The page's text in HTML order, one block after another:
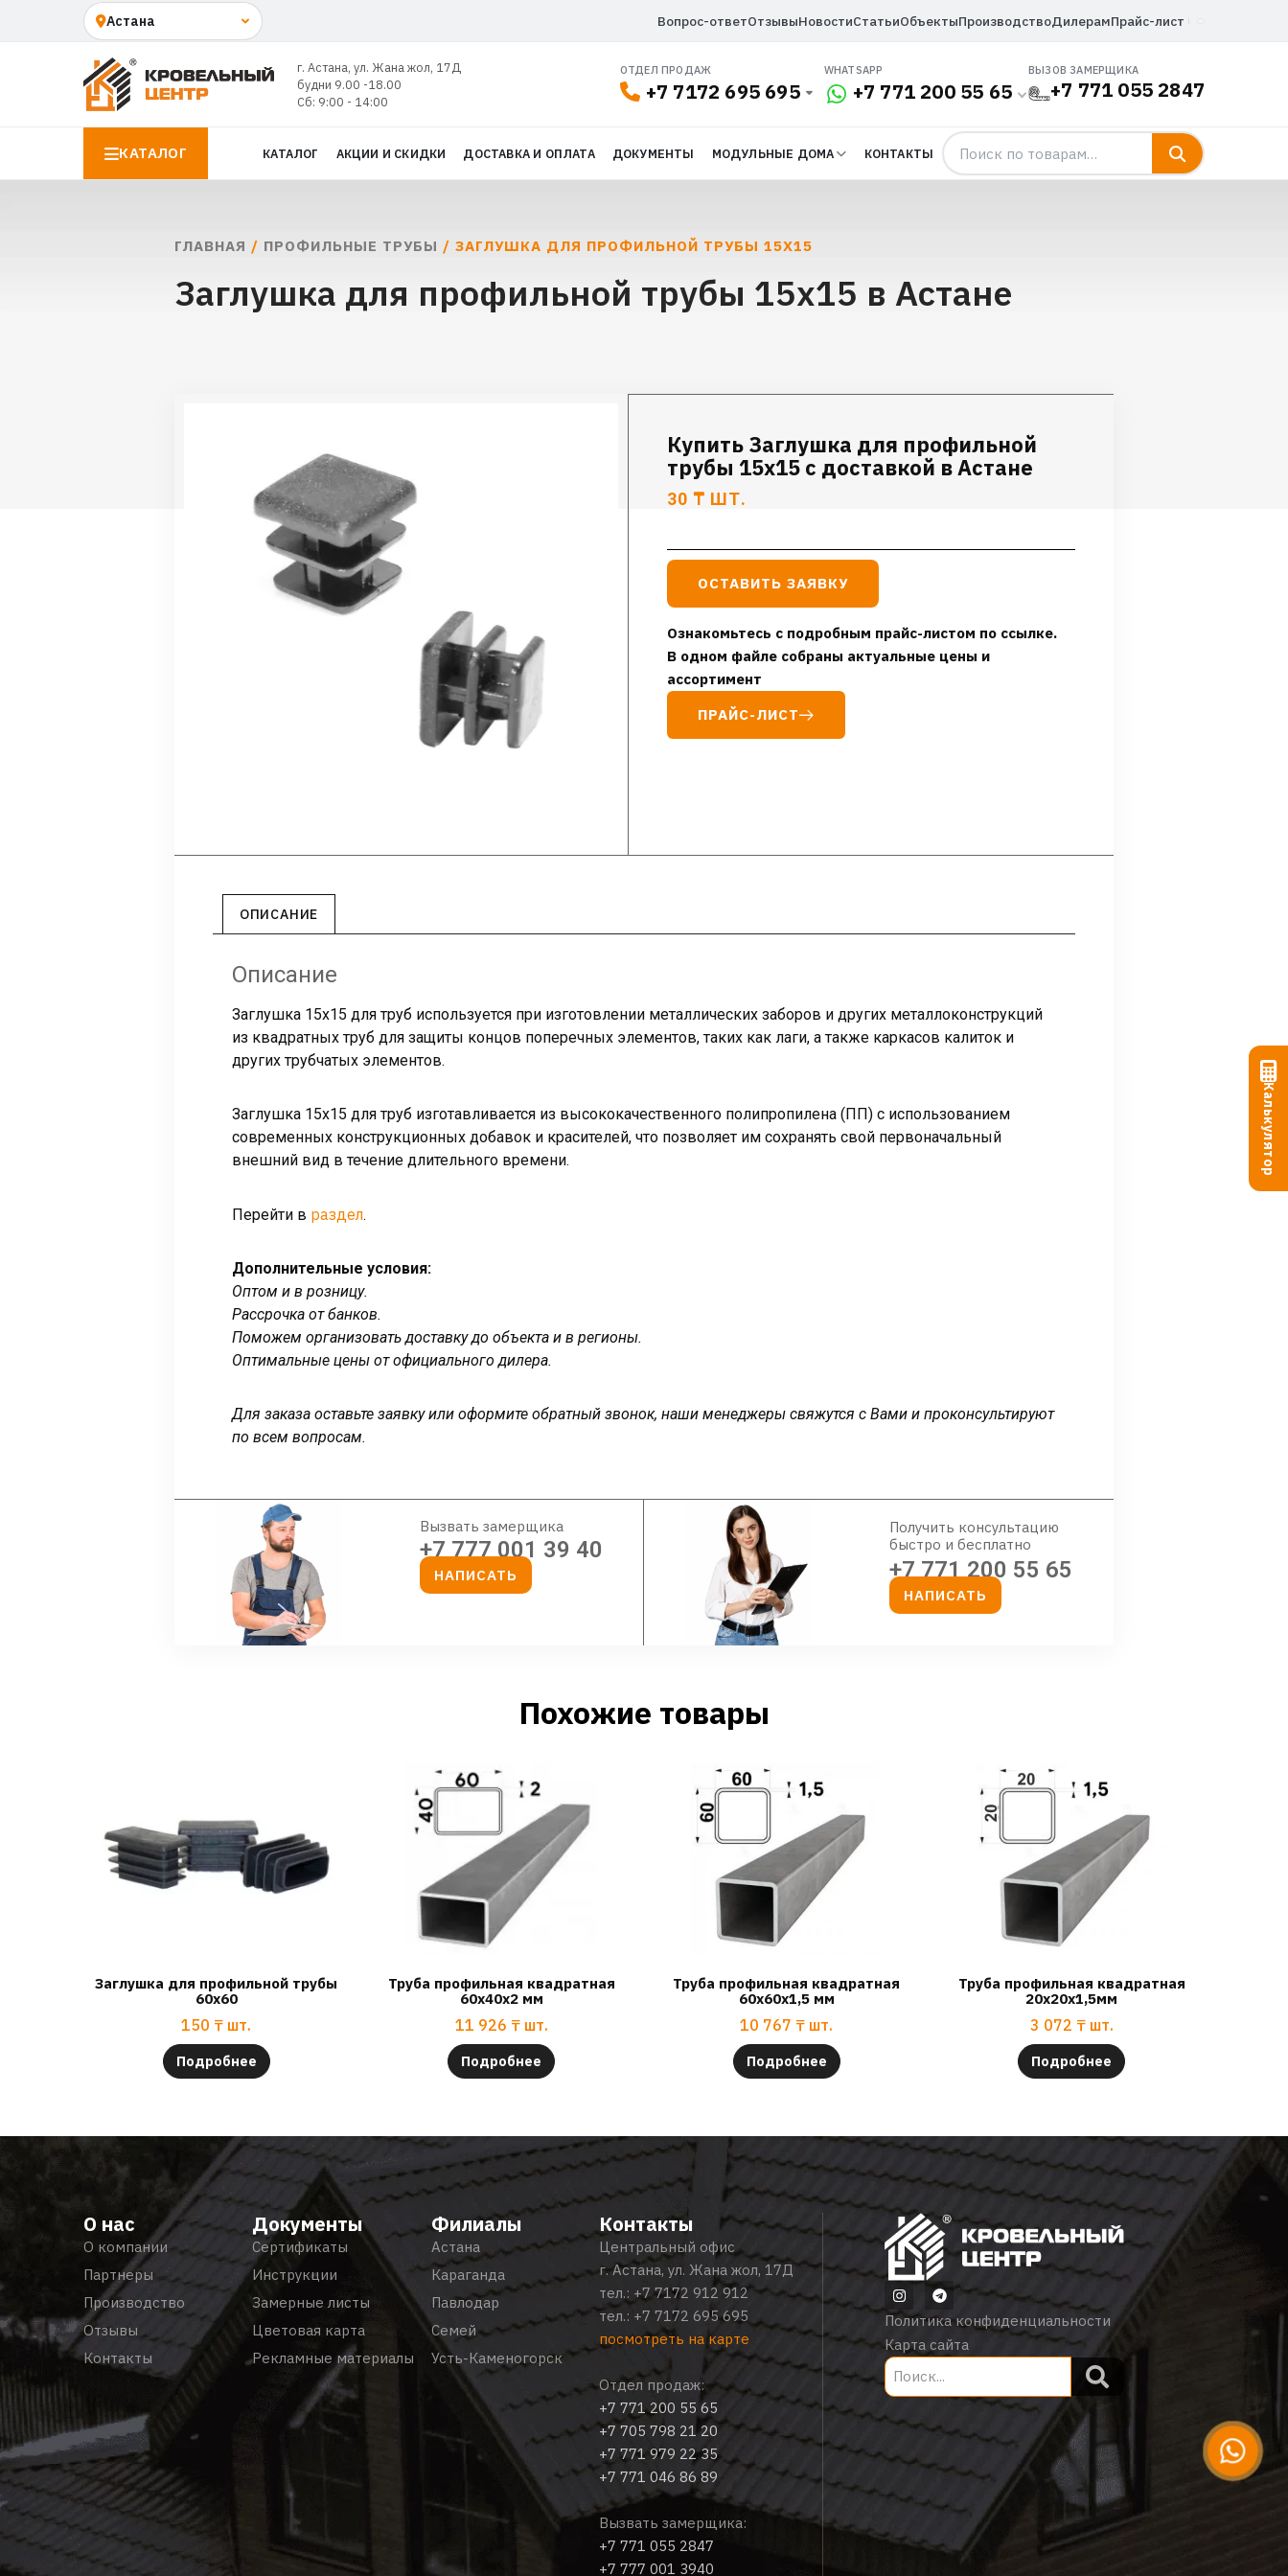
Вопрос-ответОтзывыНовостиСтатьиОбъектыПроизводствоДилерамПрайс-лист
г. Астана, ул. Жана жол, 17Д
будни 9.00 -18.00
Сб: 9:00 - 14:00
ОТДЕЛ ПРОДАЖ
+7 7172 695 695
WHATSAPP
+7 771 200 55 65
ВЫЗОВ ЗАМЕРЩИКА
+7 771 055 2847
КАТАЛОГ КАТАЛОГ АКЦИИ И СКИДКИ ДОСТАВКА И ОПЛАТА ДОКУМЕНТЫ МОДУЛЬНЫЕ ДОМА КОНТАКТЫ
ГЛАВНАЯ / ПРОФИЛЬНЫЕ ТРУБЫ / ЗАГЛУШКА ДЛЯ ПРОФИЛЬНОЙ ТРУБЫ 15Х15
Заглушка для профильной трубы 15х15 в Астане
Купить Заглушка для профильной
трубы 15х15 с доставкой в Астане
30 ₸ ШТ.
ОСТАВИТЬ ЗАЯВКУ
Ознакомьтесь с подробным прайс-листом по ссылке.
В одном файле собраны актуальные цены и
ассортимент
ПРАЙС-ЛИСТ
ОПИСАНИЕ
Описание
Заглушка 15х15 для труб используется при изготовлении металлических заборов и других металлоконструкций
из квадратных труб для защиты концов поперечных элементов, таких как лаги, а также каркасов калиток и
других трубчатых элементов.
Заглушка 15х15 для труб изготавливается из высококачественного полипропилена (ПП) с использованием
современных конструкционных добавок и красителей, что позволяет им сохранять свой первоначальный
внешний вид в течение длительного времени.
Перейти в раздел.
Дополнительные условия:
Оптом и в розницу.
Рассрочка от банков.
Поможем организовать доставку до объекта и в регионы.
Оптимальные цены от официального дилера.
Для заказа оставьте заявку или оформите обратный звонок, наши менеджеры свяжутся с Вами и проконсультируют
по всем вопросам.
Вызвать замерщика
+7 777 001 39 40
НАПИСАТЬ
Получить консультацию
быстро и бесплатно
+7 771 200 55 65
НАПИСАТЬ
Похожие товары
Заглушка для профильной трубы
60х60
150 ₸ шт.
Подробнее
Труба профильная квадратная
60х40х2 мм
11 926 ₸ шт.
Подробнее
Труба профильная квадратная
60х60х1,5 мм
10 767 ₸ шт.
Подробнее
Труба профильная квадратная
20х20х1,5мм
3 072 ₸ шт.
Подробнее
О нас
О компании
Партнеры
Производство
Отзывы
Контакты
Документы
Сертификаты
Инструкции
Замерные листы
Цветовая карта
Рекламные материалы
Филиалы
Астана
Караганда
Павлодар
Семей
Усть-Каменогорск
Контакты
Центральный офис
г. Астана, ул. Жана жол, 17Д
тел.: +7 7172 912 912
тел.: +7 7172 695 695
посмотреть на карте
Отдел продаж:
+7 771 200 55 65
+7 705 798 21 20
+7 771 979 22 35
+7 771 046 86 89
Вызвать замерщика:
+7 771 055 2847
+7 777 001 3940
Политика конфиденциальности
Карта сайта
Калькулятор